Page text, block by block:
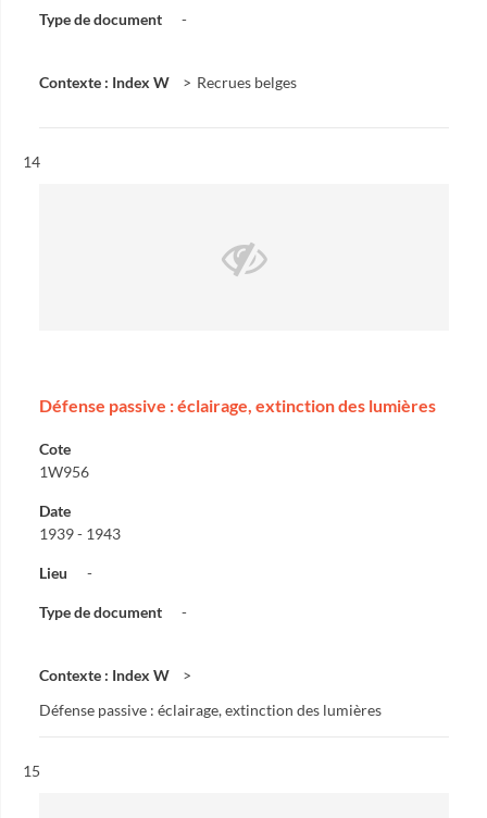
Type de document -
Contexte : Index W Recrues belges
Résultat n°
14
Défense passive : éclairage, extinction des lumières
Cote
1W956
Date
1939 - 1943
Lieu -
Type de document -
Contexte : Index W
Défense passive : éclairage, extinction des lumières
Résultat n°
15